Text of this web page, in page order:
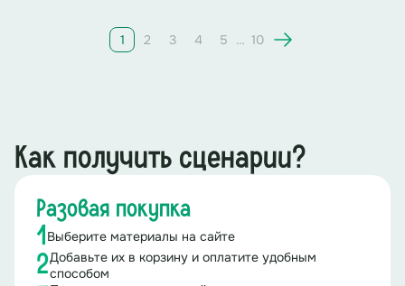
1 2 3 4 5 … 10
Как получить сценарии?
Разовая покупка
1 Выберите материалы на сайте
2Добавьте их в корзину и оплатите удобным
способом